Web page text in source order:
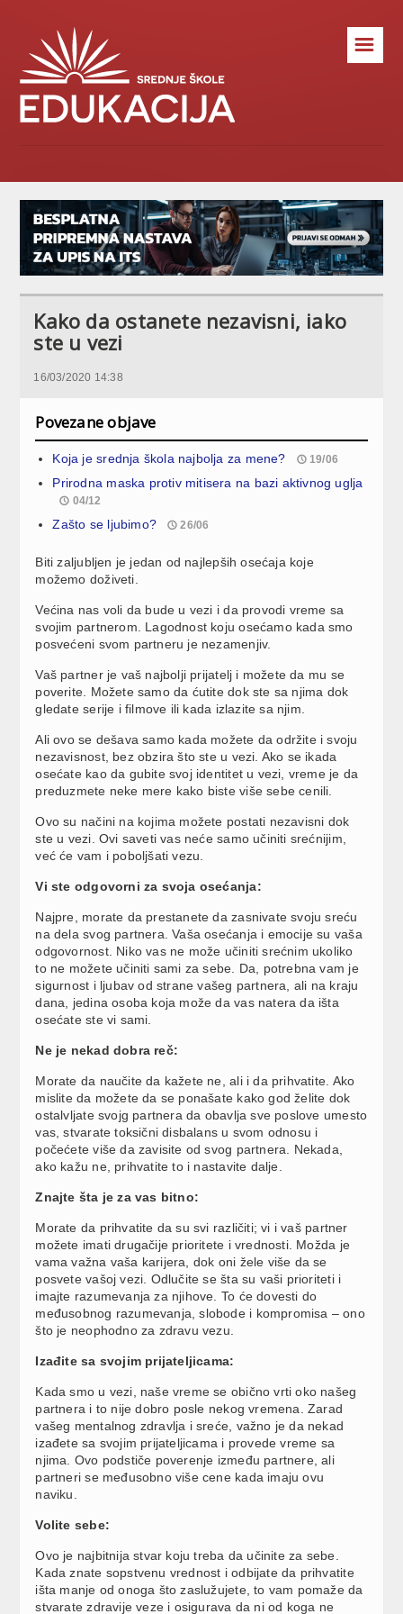
☰
Kako da ostanete nezavisni, iako
ste u vezi
16/03/2020 14:38
Povezane objave
Koja je srednja škola najbolja za mene? 19/06
Prirodna maska protiv mitisera na bazi aktivnog uglja
04/12
Zašto se ljubimo? 26/06
Biti zaljubljen je jedan od najlepših osećaja koje
možemo doživeti.
Većina nas voli da bude u vezi i da provodi vreme sa
svojim partnerom. Lagodnost koju osećamo kada smo
posvećeni svom partneru je nezamenjiv.
Vaš partner je vaš najbolji prijatelj i možete da mu se
poverite. Možete samo da ćutite dok ste sa njima dok
gledate serije i filmove ili kada izlazite sa njim.
Ali ovo se dešava samo kada možete da održite i svoju
nezavisnost, bez obzira što ste u vezi. Ako se ikada
osećate kao da gubite svoj identitet u vezi, vreme je da
preduzmete neke mere kako biste više sebe cenili.
Ovo su načini na kojima možete postati nezavisni dok
ste u vezi. Ovi saveti vas neće samo učiniti srećnijim,
već će vam i poboljšati vezu.
Vi ste odgovorni za svoja osećanja:
Najpre, morate da prestanete da zasnivate svoju sreću
na dela svog partnera. Vaša osećanja i emocije su vaša
odgovornost. Niko vas ne može učiniti srećnim ukoliko
to ne možete učiniti sami za sebe. Da, potrebna vam je
sigurnost i ljubav od strane vašeg partnera, ali na kraju
dana, jedina osoba koja može da vas natera da išta
osećate ste vi sami.
Ne je nekad dobra reč:
Morate da naučite da kažete ne, ali i da prihvatite. Ako
mislite da možete da se ponašate kako god želite dok
ostalvljate svojg partnera da obavlja sve poslove umesto
vas, stvarate toksični disbalans u svom odnosu i
počećete više da zavisite od svog partnera. Nekada,
ako kažu ne, prihvatite to i nastavite dalje.
Znajte šta je za vas bitno:
Morate da prihvatite da su svi različiti; vi i vaš partner
možete imati drugačije prioritete i vrednosti. Možda je
vama važna vaša karijera, dok oni žele više da se
posvete vašoj vezi. Odlučite se šta su vaši prioriteti i
imajte razumevanja za njihove. To će dovesti do
međusobnog razumevanja, slobode i kompromisa – ono
što je neophodno za zdravu vezu.
Izađite sa svojim prijateljicama:
Kada smo u vezi, naše vreme se obično vrti oko našeg
partnera i to nije dobro posle nekog vremena. Zarad
vašeg mentalnog zdravlja i sreće, važno je da nekad
izađete sa svojim prijateljicama i provede vreme sa
njima. Ovo podstiče poverenje između partnere, ali
partneri se međusobno više cene kada imaju ovu
naviku.
Volite sebe:
Ovo je najbitnija stvar koju treba da učinite za sebe.
Kada znate sopstvenu vrednost i odbijate da prihvatite
išta manje od onoga što zaslužujete, to vam pomaže da
stvarate zdravije veze i osigurava da ni od koga ne